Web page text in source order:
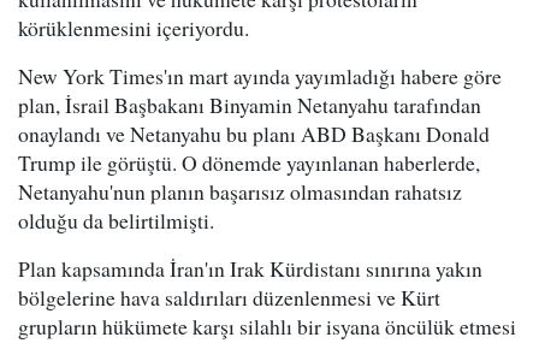
körüklenmesini içeriyordu.
New York Times'ın mart ayında yayımladığı habere göre
plan, İsrail Başbakanı Binyamin Netanyahu tarafından
onaylandı ve Netanyahu bu planı ABD Başkanı Donald
Trump ile görüştü. O dönemde yayınlanan haberlerde,
Netanyahu'nun planın başarısız olmasından rahatsız
olduğu da belirtilmişti.
Plan kapsamında İran'ın Irak Kürdistanı sınırına yakın
bölgelerine hava saldırıları düzenlenmesi ve Kürt
grupların hükümete karşı silahlı bir isyana öncülük etmesi